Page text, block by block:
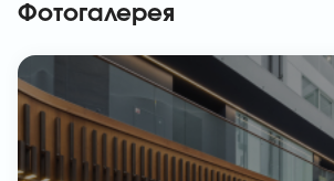
Фотогалерея